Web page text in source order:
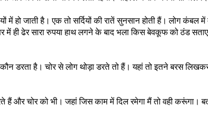
में हो जाती है। एक तो सर्दियों की रातें सुनसान होती हैं। लोग कंबल
ही ढेर सारा रुपया हाथ लगने के बाद भला किस बेवकूफ को ठंड
है। चोर से लोग थोड़ा डरते तो हैं। यहां तो इतने बरस
हैं और चोर को भी। जहां जिस काम में दिल रमेगा मैं तो वही करूंगा।